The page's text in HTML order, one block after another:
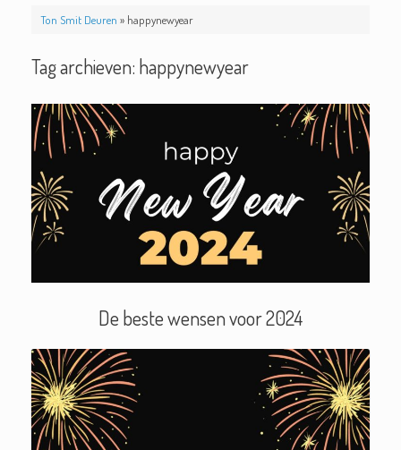
Ton Smit Deuren » happynewyear
Tag archieven: happynewyear
De beste wensen voor 2024